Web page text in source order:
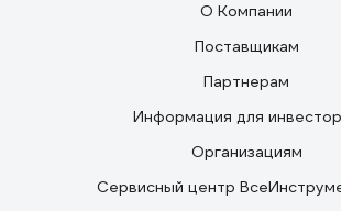
О Компании
Поставщикам
Партнерам
Информация для
Организациям
Сервисный центр